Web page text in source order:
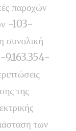
παροχών
-103-
συνολική
-9.163.354-
της
των